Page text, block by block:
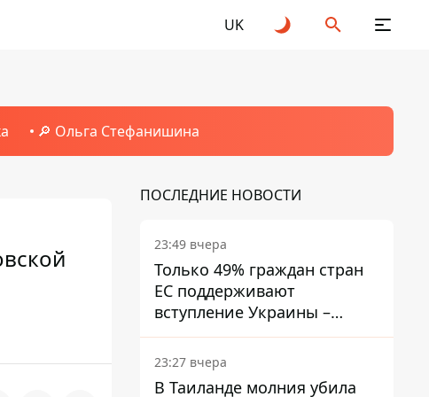
UK
🔎 Ольга Стефанишина
ПОСЛЕДНИЕ НОВОСТИ
23:49 вчера
Только 49% граждан стран
ЕС поддерживают
вступление Украины –
результаты опроса
23:27 вчера
В Таиланде молния убила